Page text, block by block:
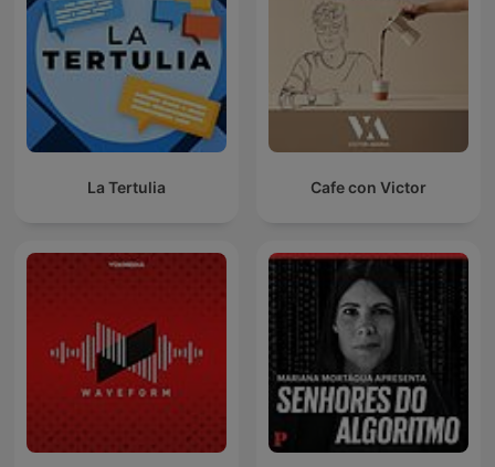
La Tertulia Cafe con Victor